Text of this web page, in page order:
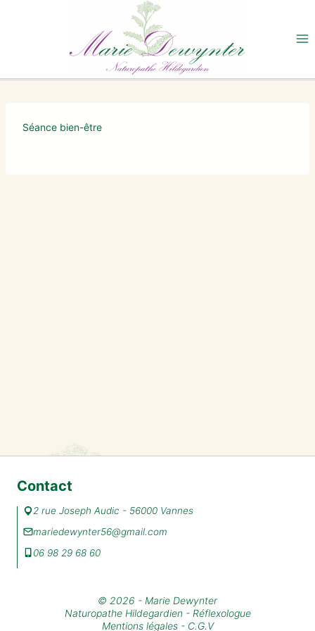
Séance bien-être
Contact
2 rue Joseph Audic - 56000 Vannes
mariedewynter56@gmail.com
06 98 29 68 60
© 2026 - Marie Dewynter
Naturopathe Hildegardien - Réflexologue
Mentions légales -C.G.V